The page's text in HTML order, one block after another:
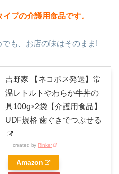
プの介護用食品です。
も、お店の味はそのまま!
吉野家 【ネコポス発送】常
温レトルトやわらか牛丼の
具100g×2袋【介護用食品】
UDF規格 歯ぐきでつぶせる
created by Rinker
Amazon